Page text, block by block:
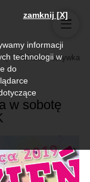
Kultura i rozrywka
w sobotę
zamknij [X]
informacji
technologii w
do